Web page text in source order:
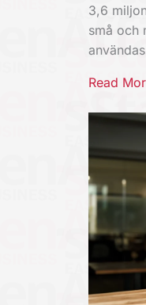
3,6
små och
Read